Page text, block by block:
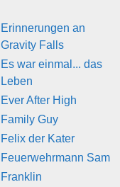
Erinnerungen an
Gravity Falls
Es war einmal... das
Leben
Ever After High
Family Guy
Felix der Kater
Feuerwehrmann Sam
Franklin